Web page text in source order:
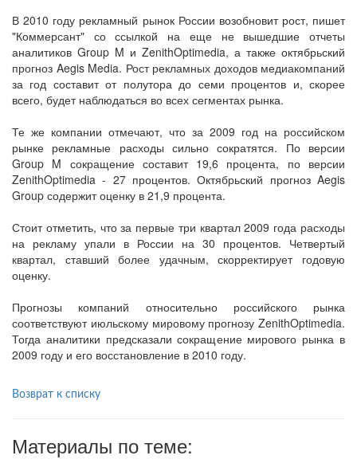
В 2010 году рекламный рынок России возобновит рост, пишет
"Коммерсант" со ссылкой на еще не вышедшие отчеты
аналитиков Group M и ZenithOptimedia, а также октябрьский
прогноз Aegis Media. Рост рекламных доходов медиакомпаний
за год составит от полутора до семи процентов и, скорее
всего, будет наблюдаться во всех сегментах рынка.
Те же компании отмечают, что за 2009 год на российском
рынке рекламные расходы сильно сократятся. По версии
Group M сокращение составит 19,6 процента, по версии
ZenithOptimedia - 27 процентов. Октябрьский прогноз Aegis
Group содержит оценку в 21,9 процента.
Стоит отметить, что за первые три квартал 2009 года расходы
на рекламу упали в России на 30 процентов. Четвертый
квартал, ставший более удачным, скорректирует годовую
оценку.
Прогнозы компаний относительно российского рынка
соответствуют июльскому мировому прогнозу ZenithOptimedia.
Тогда аналитики предсказали сокращение мирового рынка в
2009 году и его восстановление в 2010 году.
Возврат к списку
Материалы по теме: